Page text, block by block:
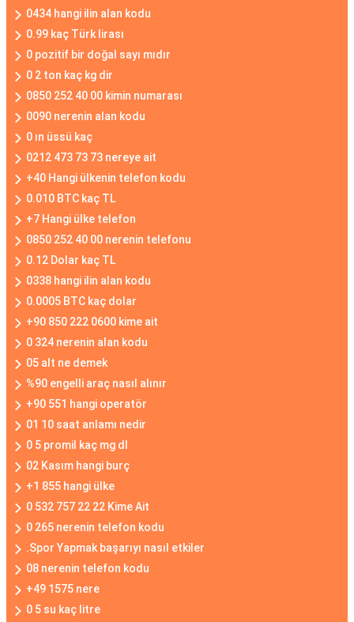
0434 hangi ilin alan kodu
0.99 kaç Türk lirası
0 pozitif bir doğal sayı mıdır
0 2 ton kaç kg dir
0850 252 40 00 kimin numarası
0090 nerenin alan kodu
0 ın üssü kaç
0212 473 73 73 nereye ait
+40 Hangi ülkenin telefon kodu
0.010 BTC kaç TL
+7 Hangi ülke telefon
0850 252 40 00 nerenin telefonu
0.12 Dolar kaç TL
0338 hangi ilin alan kodu
0.0005 BTC kaç dolar
+90 850 222 0600 kime ait
0 324 nerenin alan kodu
05 alt ne demek
%90 engelli araç nasıl alınır
+90 551 hangi operatör
01 10 saat anlamı nedir
0 5 promil kaç mg dl
02 Kasım hangi burç
+1 855 hangi ülke
0 532 757 22 22 Kime Ait
0 265 nerenin telefon kodu
.Spor Yapmak başarıyı nasıl etkiler
08 nerenin telefon kodu
+49 1575 nere
0 5 su kaç litre